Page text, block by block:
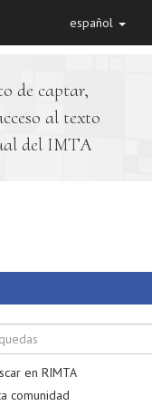
español
de captar,
al texto
del IMTA
en RIMTA
comunidad